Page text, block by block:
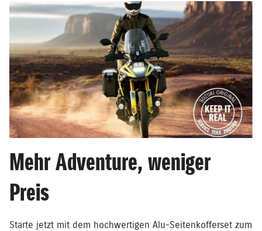
Mehr Adventure, weniger
Preis
Starte jetzt mit dem hochwertigen Alu-Seitenkofferset zum